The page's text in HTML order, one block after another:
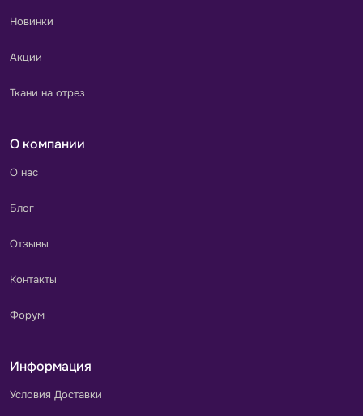
Новинки
Акции
Ткани на отрез
О компании
О нас
Блог
Отзывы
Контакты
Форум
Информация
Условия Доставки